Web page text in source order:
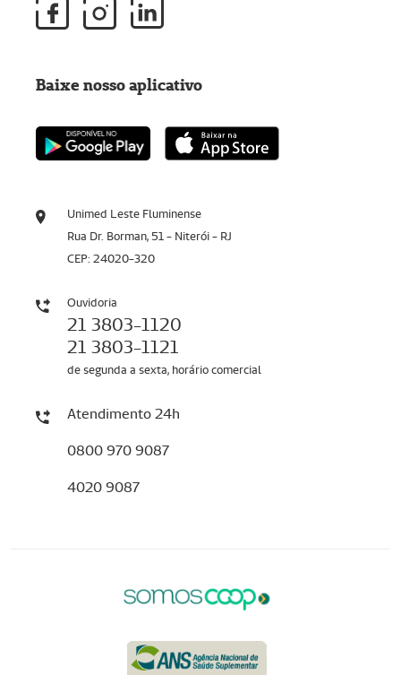
Unimed Leste Fluminense
Rua Dr. Borman, 51 - Niterói - RJ
CEP: 24020-320
Ouvidoria
21 3803-1120
21 3803-1121
de segunda a sexta, horário comercial
Atendimento 24h
0800 970 9087
4020 9087
Baixe nosso aplicativo